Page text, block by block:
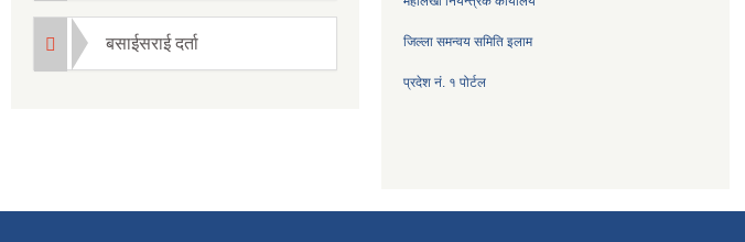
बसाईसराई दर्ता जिल्ला समन्वय समिति इलाम
प्रदेश नं. १ पोर्टल